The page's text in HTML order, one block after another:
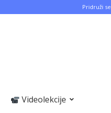
Pridruži se
Videolekcije